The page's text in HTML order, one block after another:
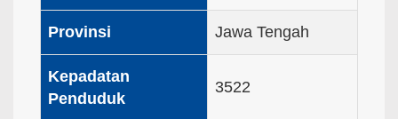
Provinsi Jawa Tengah
Kepadatan
Penduduk
3522